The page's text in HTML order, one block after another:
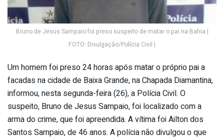
Bruno de Jesus Sampaio foi preso suspeito de matar o pai na Bahia |
FOTO: Divulgação/Polícia Civil |
Um homem foi preso 24 horas após matar o próprio pai a
facadas na cidade de Baixa Grande, na Chapada Diamantina,
informou, nesta segunda-feira (26), a Polícia Civil. O
suspeito, Bruno de Jesus Sampaio, foi localizado com a
arma do crime, que foi apreendida. A vítima foi Ailton dos
Santos Sampaio, de 46 anos. A polícia não divulgou o que